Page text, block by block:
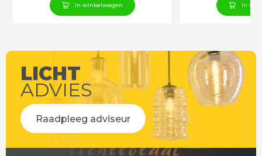
In winkelwagen In
LICHT
ADVIES
Raadpleeg adviseur